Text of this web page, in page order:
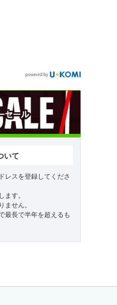
いて
レスを登録してくださ
ます。
ません。
最長で半年を超えるも